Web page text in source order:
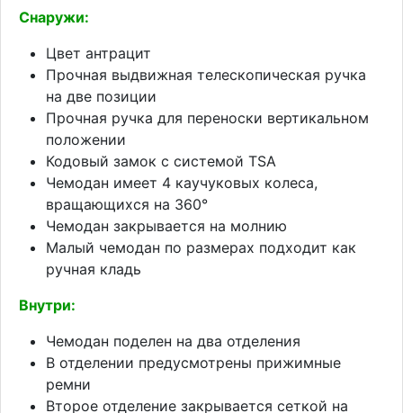
Снаружи:
Цвет антрацит
Прочная выдвижная телескопическая ручка
на две позиции
Прочная ручка для переноски вертикальном
положении
Кодовый замок с системой TSA
Чемодан имеет 4 каучуковых колеса,
вращающихся на 360°
Чемодан закрывается на молнию
Малый чемодан по размерах подходит как
ручная кладь
Внутри:
Чемодан поделен на два отделения
В отделении предусмотрены прижимные
ремни
Второе отделение закрывается сеткой на